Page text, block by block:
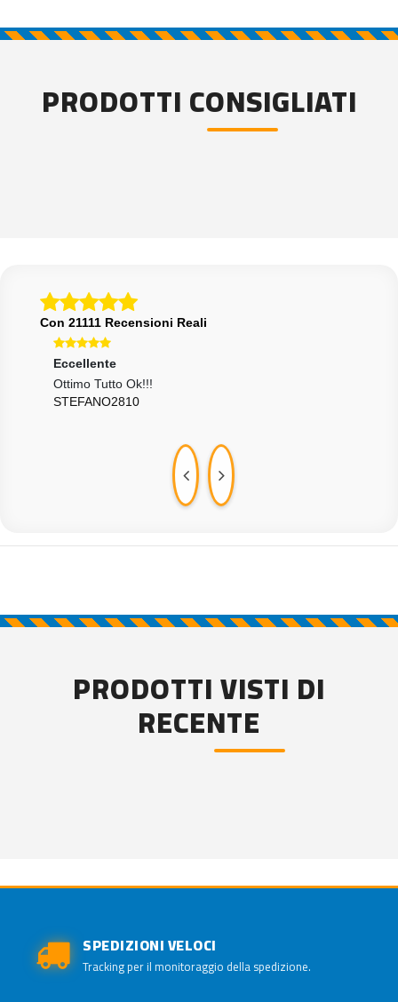
PRODOTTI CONSIGLIATI
Con 21111 Recensioni Reali
Eccellente
Ottimo Tutto Ok!!!
STEFANO2810
PRODOTTI VISTI DI
RECENTE
SPEDIZIONI VELOCI
Tracking per il monitoraggio della spedizione.